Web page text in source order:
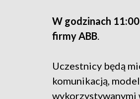
W godzinach
firmy ABB.
Uczestnicy będą
komunikacją,
wykorzystywanymi